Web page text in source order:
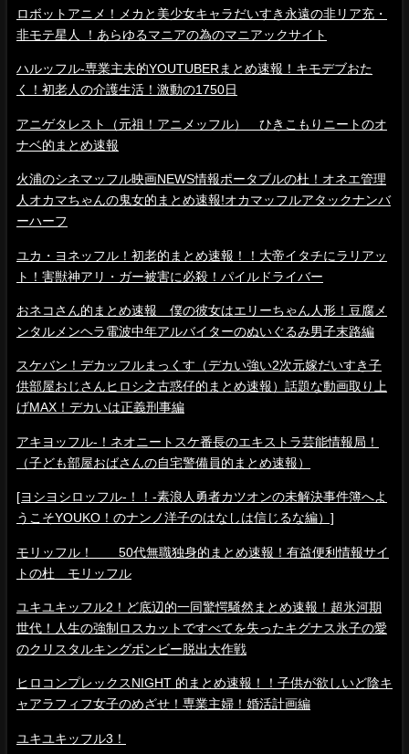
ロボットアニメ！メカと美少女キャラだいすき永遠の非リア充・
非モテ星人 ！あらゆるマニアの為のマニアックサイト
ハルッフル-専業主夫的YOUTUBERまとめ速報！キモデブおた
く！初老人の介護生活！激動の1750日
アニゲタレスト（元祖！アニメッフル） ひきこもりニートのオ
ナベ的まとめ速報
火浦のシネマッフル映画NEWS情報ポータブルの杜！オネエ管理
人オカマちゃんの鬼女的まとめ速報!オカマッフルアタックナンバ
ーハーフ
ユカ・ヨネッフル！初老的まとめ速報！！大帝イタチにラリアッ
ト！害獣神アリ・ガー被害に必殺！パイルドライバー
おネコさん的まとめ速報 僕の彼女はエリーちゃん人形！豆腐メ
ンタルメンヘラ電波中年アルバイターのぬいぐるみ男子末路編
スケバン！デカッフルまっくす（デカい強い2次元嫁だいすき子
供部屋おじさんヒロシ之古惑仔的まとめ速報）話題な動画取り上
げMAX！デカいは正義刑事編
アキヨッフル-！ネオニートスケ番長のエキストラ芸能情報局！
（子ども部屋おばさんの自宅警備員的まとめ速報）
[ヨシヨシロッフル-！！-素浪人勇者カツオンの未解決事件簿へよ
うこそYOUKO！のナンノ洋子のはなしは信じるな編）]
モリッフル！ 50代無職独身的まとめ速報！有益便利情報サイ
トの杜 モリッフル
ユキユキッフル2！ど底辺的一同驚愕騒然まとめ速報！超氷河期
世代！人生の強制ロスカットですべてを失ったキグナス氷子の愛
のクリスタルキングボンビー脱出大作戦
ヒロコンプレックスNIGHT 的まとめ速報！！子供が欲しいど陰キ
ャアラフィフ女子のめざせ！専業主婦！婚活計画編
ユキユキッフル3！